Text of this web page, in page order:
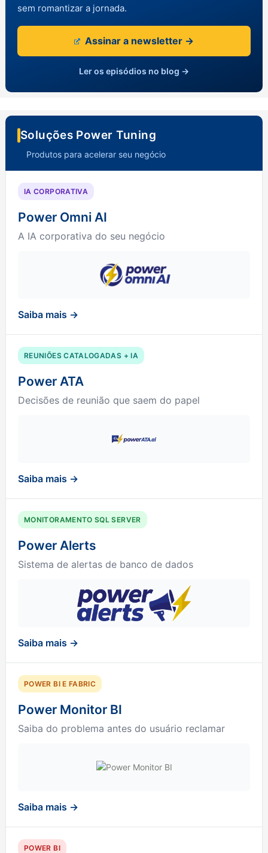
sem romantizar a jornada.
Assinar a newsletter →
Ler os episódios no blog →
Soluções Power Tuning
Produtos para acelerar seu negócio
IA CORPORATIVA
Power Omni AI
A IA corporativa do seu negócio
Saiba mais →
REUNIÕES CATALOGADAS + IA
Power ATA
Decisões de reunião que saem do papel
Saiba mais →
MONITORAMENTO SQL SERVER
Power Alerts
Sistema de alertas de banco de dados
Saiba mais →
POWER BI E FABRIC
Power Monitor BI
Saiba do problema antes do usuário reclamar
Saiba mais →
POWER BI